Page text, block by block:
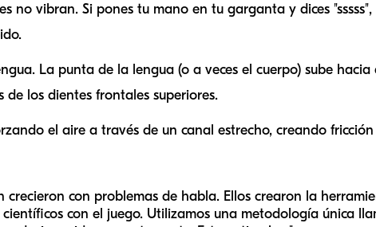
no vibran. Si pones tu mano en tu garganta y dices
La punta de la lengua (o a veces el cuerpo) sube hacia
los dientes frontales superiores.
el aire a través de un canal estrecho, creando
crecieron con problemas de habla. Ellos crearon la
con el juego. Utilizamos una metodología única